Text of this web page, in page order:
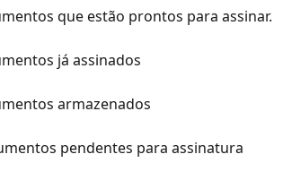
que estão prontos para assinar.
já assinados
armazenados
pendentes para assinatura